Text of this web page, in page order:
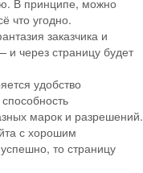
В принципе, можно
что угодно.
заказчика и
и через страницу будет
удобство
марок и разрешений.
с хорошим
то страницу